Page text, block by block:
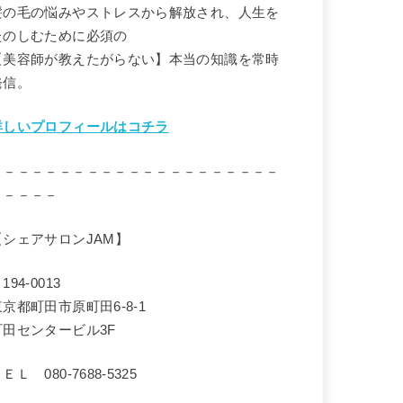
の毛の悩みやストレスから解放され、人生を
のしむために必須の
美容師が教えたがらない】本当の知識を常時
。
しいプロフィールはコチラ
－－－－－－－－－－－－－－－－－－－－
－－－
シェアサロンJAM】
194-0013
京都町田市原町田6-8-1
田センタービル3F
ＥＬ 080-7688-5325